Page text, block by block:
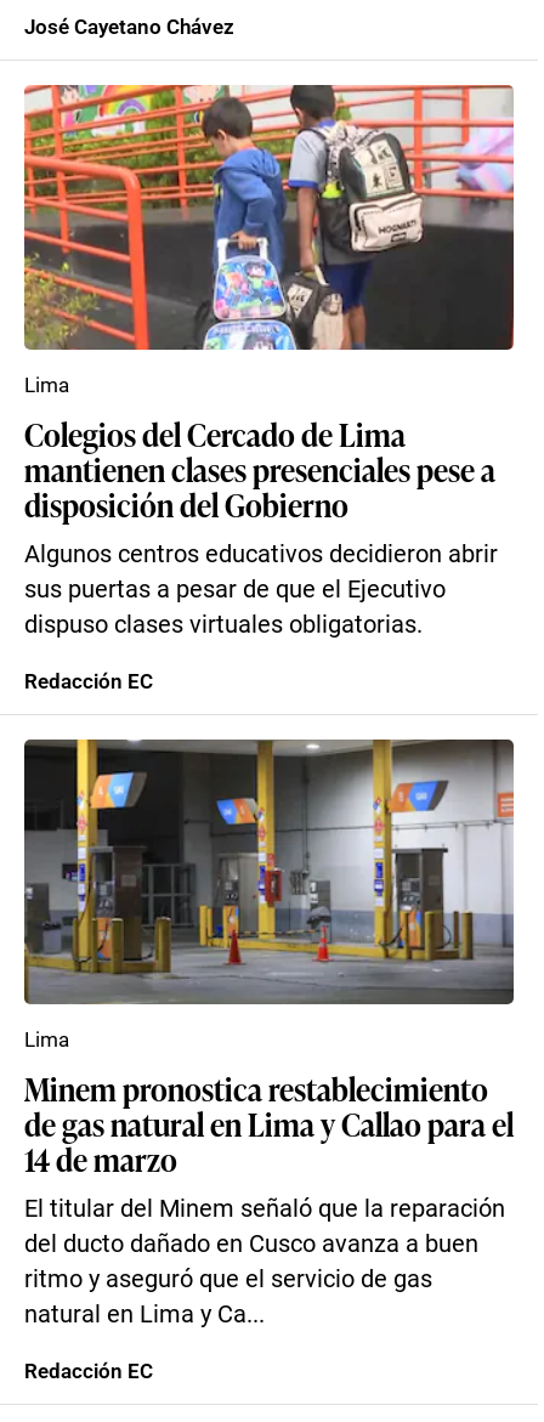
José Cayetano Chávez
Colegios del Cercado de Lima
mantienen clases presenciales pese a
disposición del Gobierno
Algunos centros educativos decidieron abrir
sus puertas a pesar de que el Ejecutivo
dispuso clases virtuales obligatorias.
Lima
Redacción EC
Minem pronostica restablecimiento
de gas natural en Lima y Callao para el
14 de marzo
El titular del Minem señaló que la reparación
del ducto dañado en Cusco avanza a buen
ritmo y aseguró que el servicio de gas
natural en Lima y Ca...
Lima
Redacción EC